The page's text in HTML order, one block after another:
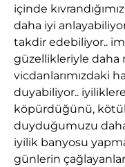
içinde
daha iyi
takdir edebiliyor..
güzellikleriyle daha
vicdanlarımızdaki
duyabiliyor.. iyiliklere
köpürdüğünü,
duyduğumuzu
iyilik banyosu
günlerin